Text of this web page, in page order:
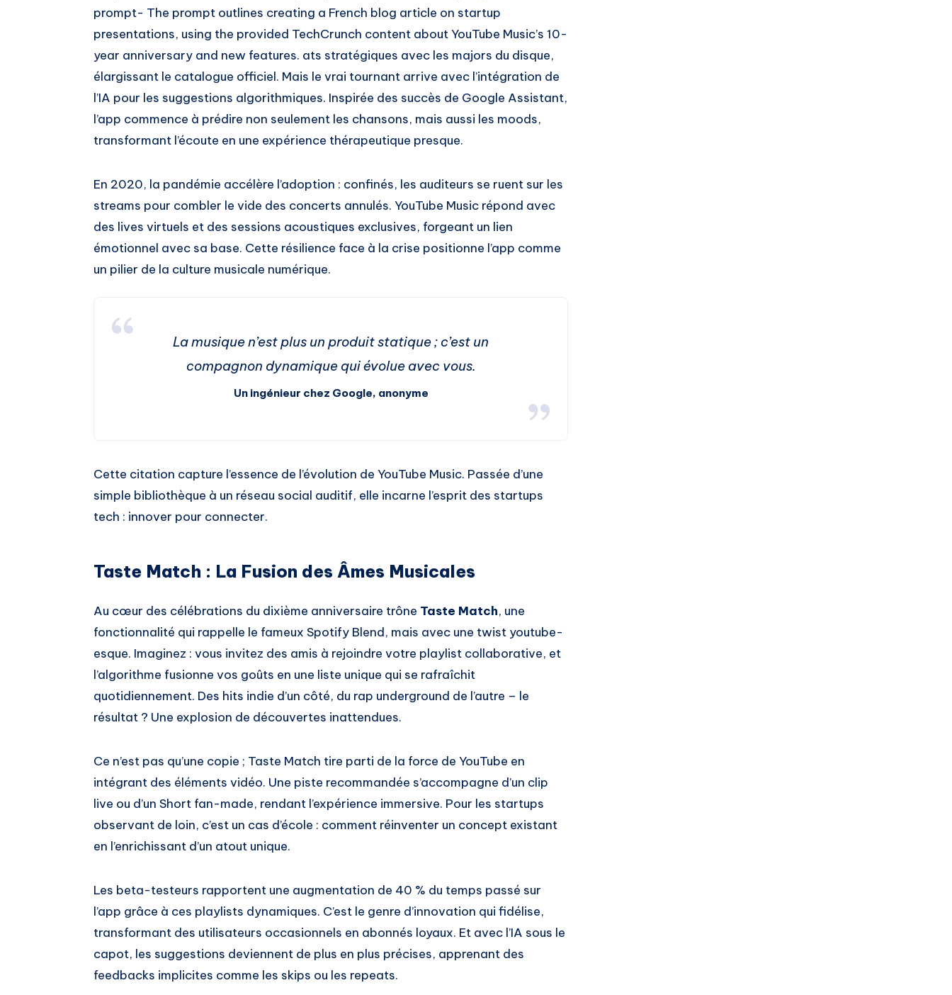
prompt- The prompt outlines creating a French blog article on startup
presentations, using the provided TechCrunch content about YouTube Music’s 10-
year anniversary and new features. ats stratégiques avec les majors du disque,
élargissant le catalogue officiel. Mais le vrai tournant arrive avec l’intégration de
l’IA pour les suggestions algorithmiques. Inspirée des succès de Google Assistant,
l’app commence à prédire non seulement les chansons, mais aussi les moods,
transformant l’écoute en une expérience thérapeutique presque.
En 2020, la pandémie accélère l’adoption : confinés, les auditeurs se ruent sur les
streams pour combler le vide des concerts annulés. YouTube Music répond avec
des lives virtuels et des sessions acoustiques exclusives, forgeant un lien
émotionnel avec sa base. Cette résilience face à la crise positionne l’app comme
un pilier de la culture musicale numérique.
La musique n’est plus un produit statique ; c’est un
compagnon dynamique qui évolue avec vous.
Un ingénieur chez Google, anonyme
Cette citation capture l’essence de l’évolution de YouTube Music. Passée d’une
simple bibliothèque à un réseau social auditif, elle incarne l’esprit des startups
tech : innover pour connecter.
Taste Match : La Fusion des Âmes Musicales
Au cœur des célébrations du dixième anniversaire trône Taste Match, une
fonctionnalité qui rappelle le fameux Spotify Blend, mais avec une twist youtube-
esque. Imaginez : vous invitez des amis à rejoindre votre playlist collaborative, et
l’algorithme fusionne vos goûts en une liste unique qui se rafraîchit
quotidiennement. Des hits indie d’un côté, du rap underground de l’autre – le
résultat ? Une explosion de découvertes inattendues.
Ce n’est pas qu’une copie ; Taste Match tire parti de la force de YouTube en
intégrant des éléments vidéo. Une piste recommandée s’accompagne d’un clip
live ou d’un Short fan-made, rendant l’expérience immersive. Pour les startups
observant de loin, c’est un cas d’école : comment réinventer un concept existant
en l’enrichissant d’un atout unique.
Les beta-testeurs rapportent une augmentation de 40 % du temps passé sur
l’app grâce à ces playlists dynamiques. C’est le genre d’innovation qui fidélise,
transformant des utilisateurs occasionnels en abonnés loyaux. Et avec l’IA sous le
capot, les suggestions deviennent de plus en plus précises, apprenant des
feedbacks implicites comme les skips ou les repeats.